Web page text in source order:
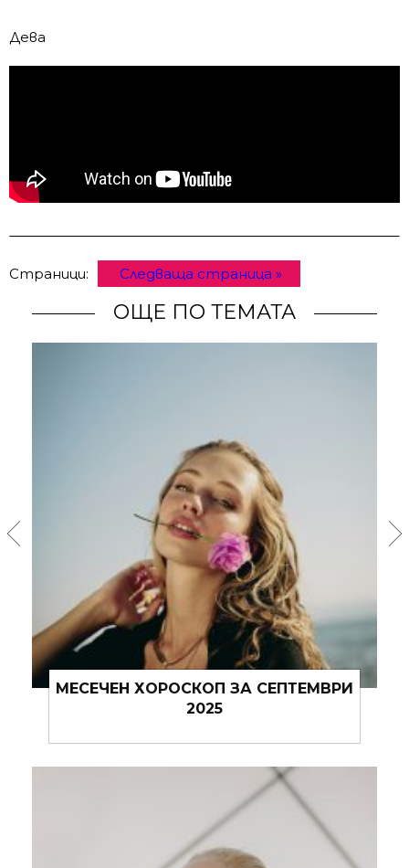
Дева
Страници: Следваща страница »
ОЩЕ ПО ТЕМАТА
ХОРОСКОП ЗА СЕДМИЦАТА
01.09.2025 – 07.09.2025